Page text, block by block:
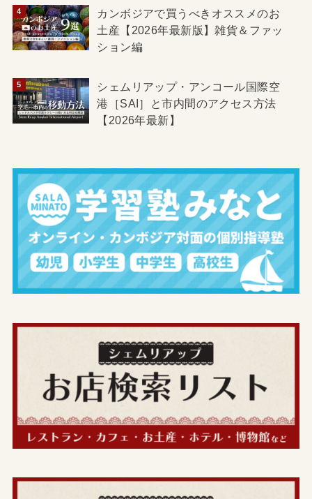
カンボジアで買うべきオススメのお
土産【2026年最新版】雑貨＆ファッ
ション編
シェムリアップ・アンコール国際空
港［SAI］と市内間のアクセス方法
【2026年最新】